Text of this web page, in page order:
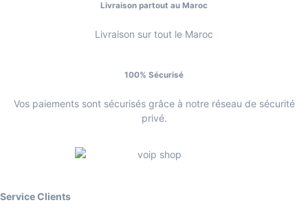
Livraison partout au Maroc
Livraison sur tout le Maroc
100% Sécurisé
Vos paiements sont sécurisés grâce à notre réseau de sécurité
privé.
Service Clients